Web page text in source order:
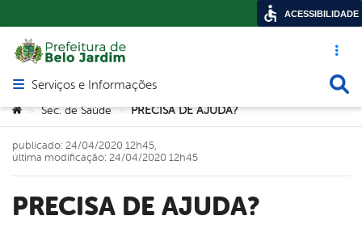
Acesso
Abrir menu principal de navegação
Serviços e Informações
Você está aqui:
> Sec. de Saúde > PRECISA DE AJUDA?
PRECISA DE AJUDA?
publicado: 24/04/2020 12h45,
última modificação: 24/04/2020 12h45
ACESSIBILIDADE